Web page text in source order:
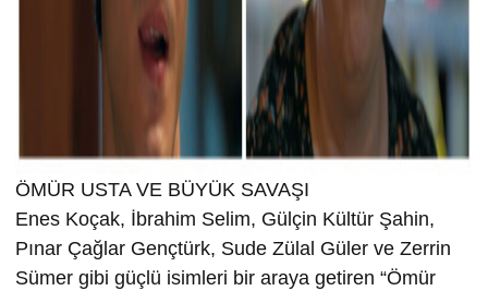
ÖMÜR USTA VE BÜYÜK SAVAŞI
Enes Koçak, İbrahim Selim, Gülçin Kültür Şahin,
Pınar Çağlar Gençtürk, Sude Zülal Güler ve Zerrin
Sümer gibi güçlü isimleri bir araya getiren “Ömür